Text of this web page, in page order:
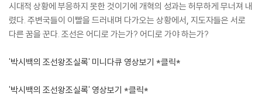
시대적 상황에 부응하지 못한 것이기에 개혁의 성과는 허무하게 무너져 내
렸다. 주변국들이 이빨을 드러내며 다가오는 상황에서, 지도자들은 서로
다른 꿈을 꾼다. 조선은 어디로 가는가? 어디로 가야 하는가?
'박시백의 조선왕조실록' 미니다큐 영상보기 *클릭*
'박시백의 조선왕조실록' 영상보기 *클릭*